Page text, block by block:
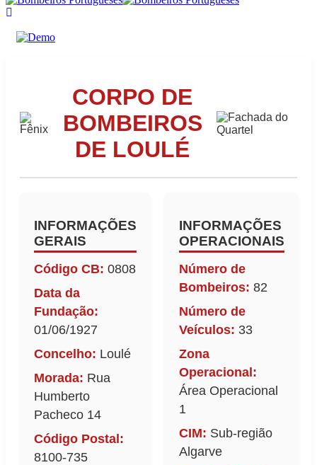
CORPO DE
BOMBEIROS
DE LOULÉ
INFORMAÇÕES
GERAIS
Código CB: 0808
Data da
Fundação:
01/06/1927
Concelho: Loulé
Morada: Rua
Humberto
Pacheco 14
Código Postal:
8100-735
INFORMAÇÕES
OPERACIONAIS
Número de
Bombeiros: 82
Número de
Veículos: 33
Zona
Operacional:
Área Operacional
1
CIM: Sub-região
Algarve